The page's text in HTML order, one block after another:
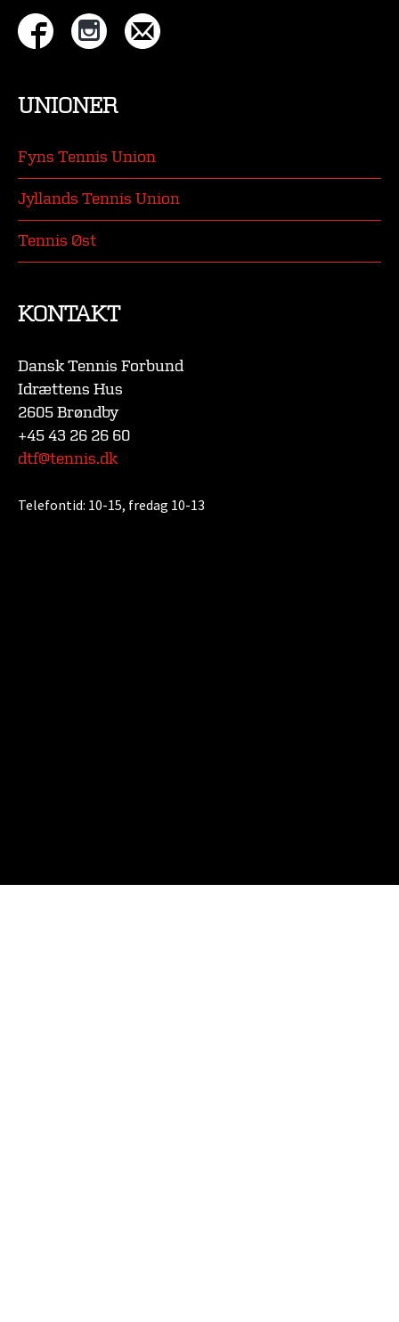
UNIONER
Fyns Tennis Union
Jyllands Tennis Union
Tennis Øst
KONTAKT
Dansk Tennis Forbund
Idrættens Hus
2605 Brøndby
+45 43 26 26 60
dtf@tennis.dk
Telefontid: 10-15, fredag 10-13